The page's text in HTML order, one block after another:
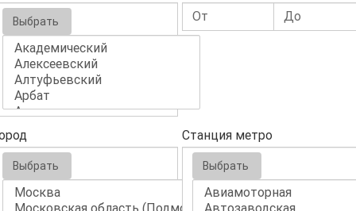
Выбрать
Выбрать
Станция метро
Выбрать